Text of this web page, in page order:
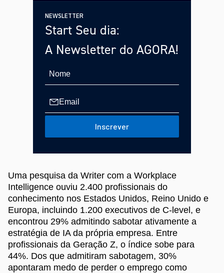
NEWSLETTER
Start Seu dia:
A Newsletter do AGORA!
Inscrever
Uma pesquisa da Writer com a Workplace
Intelligence ouviu 2.400 profissionais do
conhecimento nos Estados Unidos, Reino Unido e
Europa, incluindo 1.200 executivos de C-level, e
encontrou 29% admitindo sabotar ativamente a
estratégia de IA da própria empresa. Entre
profissionais da Geração Z, o índice sobe para
44%. Dos que admitiram sabotagem, 30%
apontaram medo de perder o emprego como